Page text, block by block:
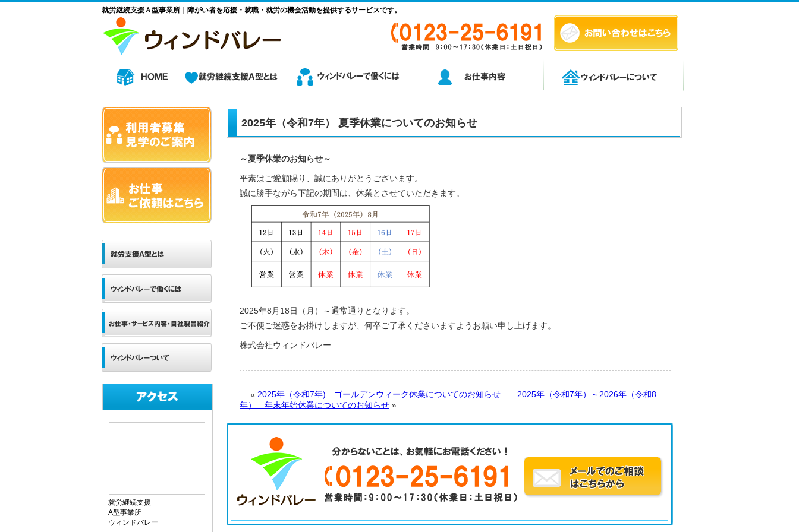
就労継続支援Ａ型事業所｜障がい者を応援・就職・就労の機会活動を提供するサービスです。
就労継続支援
A型事業所
ウィンドバレー
2025年（令和7年） 夏季休業についてのお知らせ
～夏季休業のお知らせ～
平素はご愛顧賜り、誠にありがとうございます。
誠に勝手ながら下記の期間は、休業とさせていただきます。
2025年8月18日（月）～通常通りとなります。
ご不便ご迷惑をお掛けしますが、何卒ご了承くださいますようお願い申し上げます。
株式会社ウィンドバレー
« 2025年（令和7年) ゴールデンウィーク休業についてのお知らせ
2025年（令和7年）～2026年（令和8
年） 年末年始休業についてのお知らせ »